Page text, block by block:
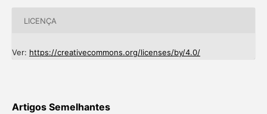
LICENÇA
Ver: https://creativecommons.org/licenses/by/4.0/
Artigos Semelhantes